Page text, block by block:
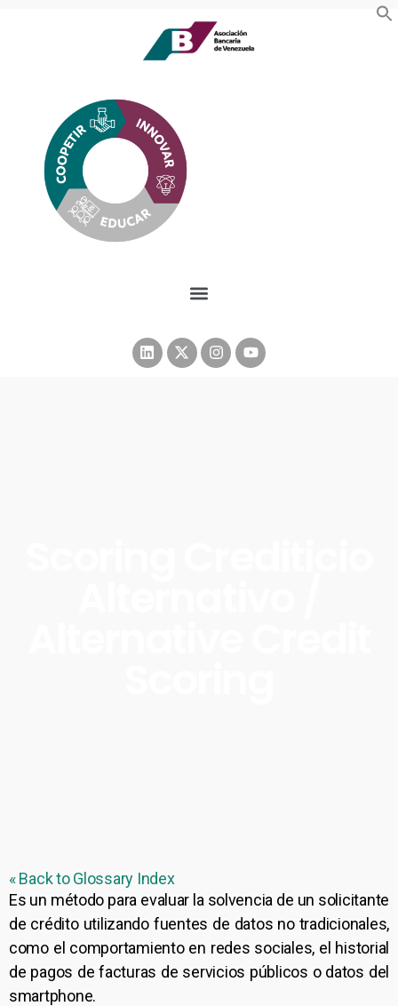
« Back to Glossary Index
Es un método para evaluar la solvencia de un solicitante
de crédito utilizando fuentes de datos no tradicionales,
como el comportamiento en redes sociales, el historial
de pagos de facturas de servicios públicos o datos del
smartphone.